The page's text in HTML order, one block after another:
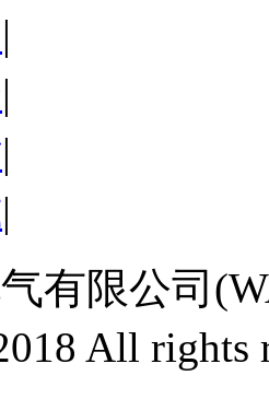
|
|
|
|
有限公司
All rights